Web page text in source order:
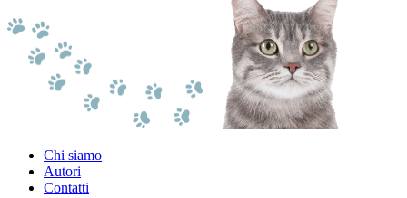
Chi siamo
Autori
Contatti